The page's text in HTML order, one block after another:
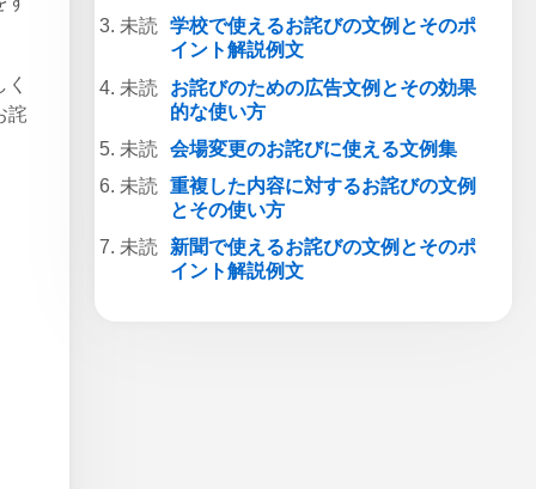
詫
学校で使えるお詫びの文例とそのポ
イント解説例文
お詫びのための広告文例とその効果
的な使い方
会場変更のお詫びに使える文例集
重複した内容に対するお詫びの文例
とその使い方
新聞で使えるお詫びの文例とそのポ
イント解説例文